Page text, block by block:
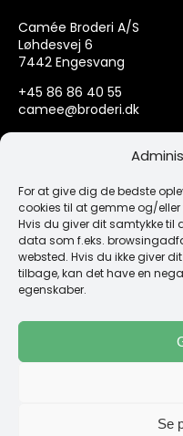
For at give dig de bedste
cookies til at gemme og/
Hvis du giver dit samtykke til
data som f.eks.
websted. Hvis du ikke giver
tilbage, kan det have en
egenskaber.
Se
Camée Broderi A/S
Løhdesvej 6
7442 Engesvang
+45 86 86 40 55
camee@broderi.dk
Links
Spørgsmål & Svar
Tråd
Design selv guide
Konto
Log ind